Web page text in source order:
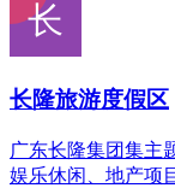
长隆旅游度假区
广东长隆集团集主
娱乐休闲、地产项